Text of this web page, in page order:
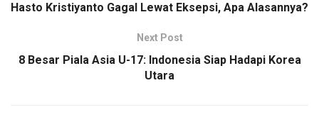
Hasto Kristiyanto Gagal Lewat Eksepsi, Apa Alasannya?
Next Post
8 Besar Piala Asia U-17: Indonesia Siap Hadapi Korea
Utara